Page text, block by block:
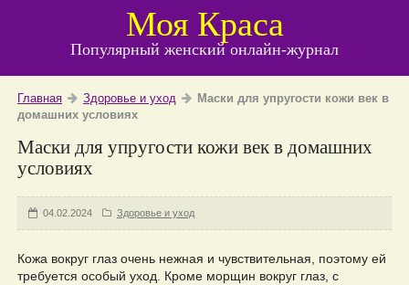
Моя Краса
Популярный женский онлайн-журнал
Главная Здоровье и уход
Маски для упругости кожи век в
домашних условиях
Маски для упругости кожи век в домашних
условиях
04.02.2024 Здоровье и уход
Кожа вокруг глаз очень нежная и чувствительная, поэтому ей
требуется особый уход. Кроме морщин вокруг глаз, с